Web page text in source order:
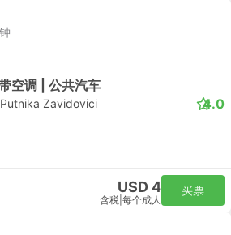
空调 | 公共汽车
Zavidovici 4.0
USD 4
含税 每个成人
买票